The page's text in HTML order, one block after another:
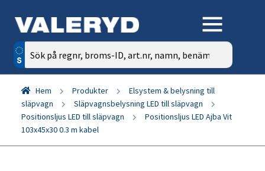
Sök
efter:
Hem Produkter
Elsystem & belysning till
släpvagn
Släpvagnsbelysning LED till släpvagn
Positionsljus LED till släpvagn
Positionsljus LED Ajba Vit
103x45x30 0.3 m kabel